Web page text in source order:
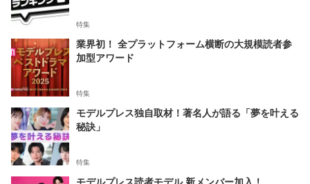
特集
業界初！ 全プラットフォーム横断の大規模読者参
加型アワード
特集
モデルプレス独自取材！著名人が語る「夢を叶える
秘訣」
特集
モデルプレス読者モデル 新メンバー加入！